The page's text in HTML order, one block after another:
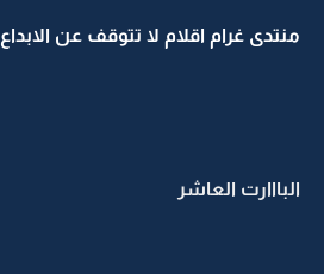
منتدى غرام اقلام لا تتوقف عن الابداع
البااارت العاشر